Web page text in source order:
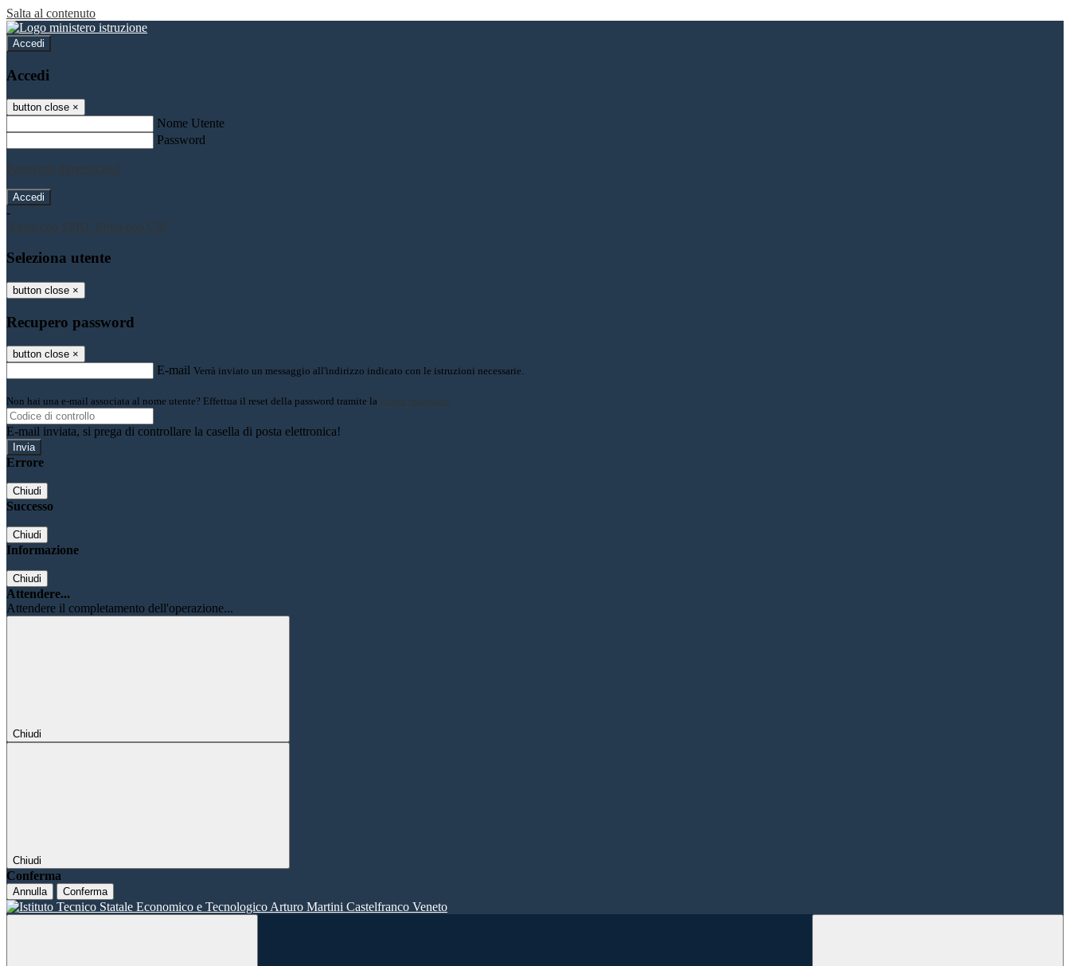
Salta al contenuto
Accedi
Accedi
button close ×
Nome Utente
Password
Password dimenticata?
-
Entra con SPID
Entra con CIE
Seleziona utente
button close ×
Recupero password
button close ×
E-mail Verrà inviato un messaggio all'indirizzo indicato con le istruzioni necessarie.
Non hai una e-mail associata al nome utente? Effettua il reset della password tramite la Login Spaggiari
E-mail inviata, si prega di controllare la casella di posta elettronica!
Errore
Chiudi
Successo
Chiudi
Informazione
Chiudi
Attendere...
Attendere il completamento dell'operazione...
Chiudi
Chiudi
Conferma
Annulla Conferma